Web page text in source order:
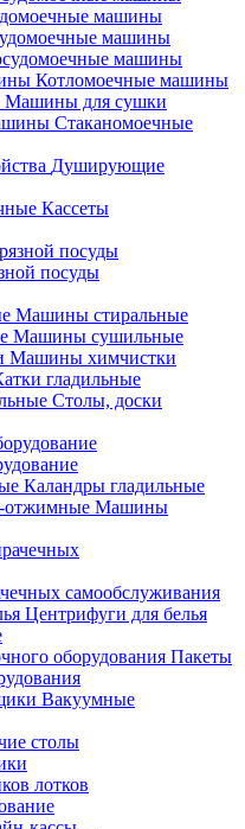
машины
машины
машины
Котломоечные машины
Машины для сушки
Стаканомоечные
Душирующие
Кассеты
посуды
Машины стиральные
Машины сушильные
Машины химчистки
гладильные
Столы, доски
Каландры гладильные
Машины
самообслуживания
Центрифуги для белья
Пакеты
Вакуумные
столы
лотков